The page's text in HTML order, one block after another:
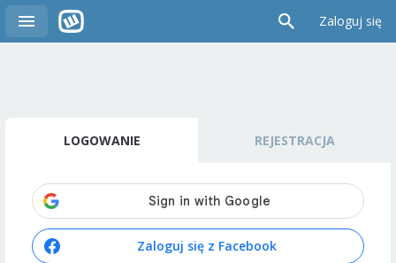
Zaloguj się
LOGOWANIE REJESTRACJA
Zaloguj się z Facebook